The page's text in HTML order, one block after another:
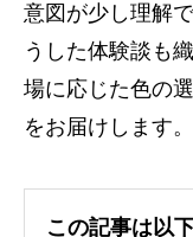
意図が少し理解
うした体験談も
場に応じた色の
をお届けします。
この記事は以